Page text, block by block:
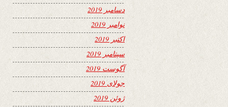
دسامبر 2019
نوامبر 2019
اکتبر 2019
سپتامبر 2019
آگوست 2019
جولای 2019
ژوئن 2019